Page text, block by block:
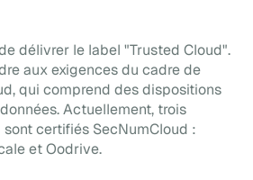
délivrer le label "Trusted Cloud".
aux exigences du cadre de
qui comprend des dispositions
Actuellement, trois
certifiés SecNumCloud :
et Oodrive.